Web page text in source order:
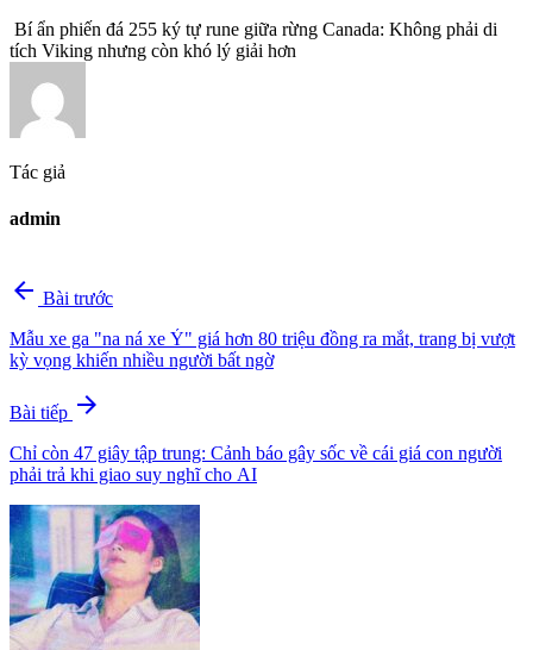
Bí ẩn phiến đá 255 ký tự rune giữa rừng Canada: Không phải di
tích Viking nhưng còn khó lý giải hơn
Tác giả
admin
arrow_back Bài trước
Mẫu xe ga "na ná xe Ý" giá hơn 80 triệu đồng ra mắt, trang bị vượt
kỳ vọng khiến nhiều người bất ngờ
Bài tiếp arrow_forward
Chỉ còn 47 giây tập trung: Cảnh báo gây sốc về cái giá con người
phải trả khi giao suy nghĩ cho AI